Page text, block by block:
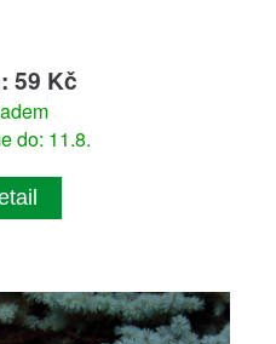
59 Kč
do: 11.8.